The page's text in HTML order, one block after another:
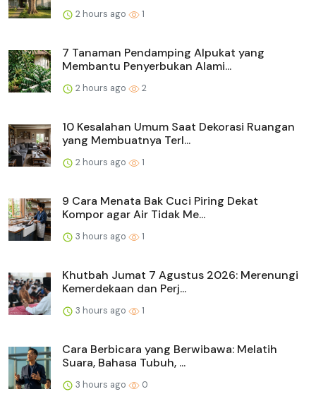
2 hours ago 1
7 Tanaman Pendamping Alpukat yang
Membantu Penyerbukan Alami...
2 hours ago 2
10 Kesalahan Umum Saat Dekorasi Ruangan
yang Membuatnya Terl...
2 hours ago 1
9 Cara Menata Bak Cuci Piring Dekat
Kompor agar Air Tidak Me...
3 hours ago 1
Khutbah Jumat 7 Agustus 2026: Merenungi
Kemerdekaan dan Perj...
3 hours ago 1
Cara Berbicara yang Berwibawa: Melatih
Suara, Bahasa Tubuh, ...
3 hours ago 0